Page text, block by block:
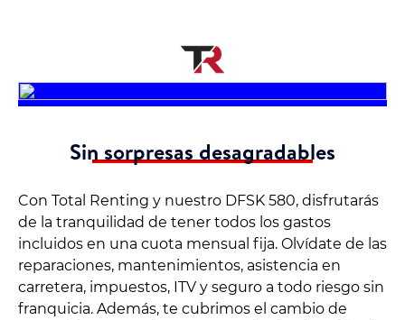
Sin sorpresas desagradables
Con Total Renting y nuestro DFSK 580, disfrutarás
de la tranquilidad de tener todos los gastos
incluidos en una cuota mensual fija. Olvídate de las
reparaciones, mantenimientos, asistencia en
carretera, impuestos, ITV y seguro a todo riesgo sin
franquicia. Además, te cubrimos el cambio de